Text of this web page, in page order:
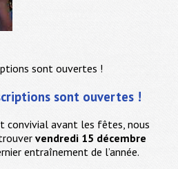
sont ouvertes !
convivial avant les fêtes, nous
vendredi 15 décembre
entraînement de l’année.